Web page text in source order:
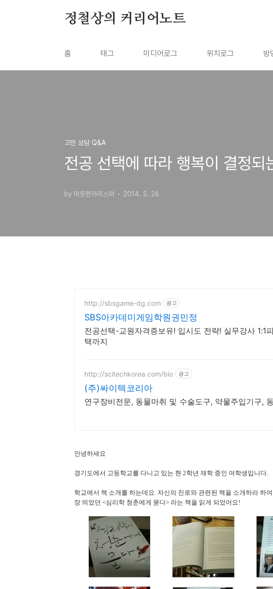
정철상의 커리어노트
홈 태그 미디어로그 위치로그 방
고민 상담 Q&A
전공 선택에 따라 행복이 결정되
by 따뜻한카리스마 2014. 5. 26.
http://sbsgame-dg.com 광고
SBS아카데미게임학원권민정
전공선택-교원자격증보유! 입시도 전략! 실무강사 1:1
택까지
http://scitechkorea.com/bio 광고
(주)싸이텍코리아
연구장비전문, 동물마취 및 수술도구, 약물주입기구,
안녕하세요
경기도에서 고등학교를 다니고 있는 현 2학년 재학 중인 여학생입니다.
학교에서 책 소개를 하는데요. 자신의 진로와 관련된 책을 소개하라 하
장 띄었던 <심리학 청춘에게 묻다> 라는 책을 읽게 되었어요!